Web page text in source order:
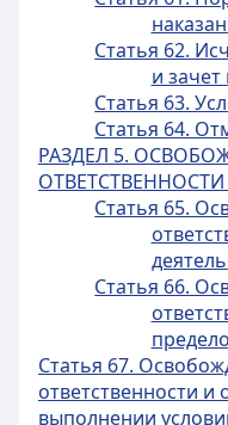
Статья 62.
и зачет
Статья 63.
Статья 64.
РАЗДЕЛ 5.
Статья 65.
Статья 66.
Статья 67.
ответственности
выполнении